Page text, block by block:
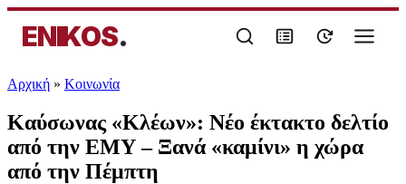
ENIKOS.
Αρχική » Κοινωνία
Καύσωνας «Κλέων»: Νέο έκτακτο δελτίο
από την ΕΜΥ – Ξανά «καμίνι» η χώρα
από την Πέμπτη